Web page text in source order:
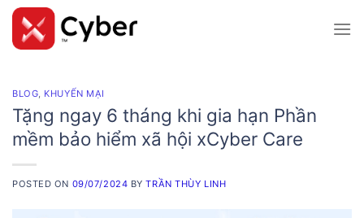
Skip
content
BLOG, KHUYẾN MẠI
Tặng ngay 6 tháng khi gia hạn Phần
mềm bảo hiểm xã hội xCyber Care
POSTED ON 09/07/2024 BYTRẦN THÙY LINH